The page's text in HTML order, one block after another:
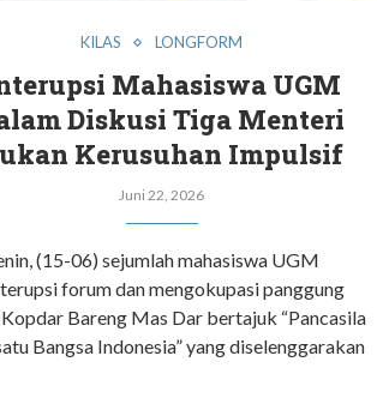
KILAS LONGFORM
Mahasiswa UGM
Diskusi Tiga Menteri
Kerusuhan Impulsif
Juni 22, 2026
(15-06) sejumlah mahasiswa UGM
forum dan mengokupasi panggung
Bareng Mas Dar bertajuk “Pancasila
Bangsa Indonesia” yang diselenggarakan